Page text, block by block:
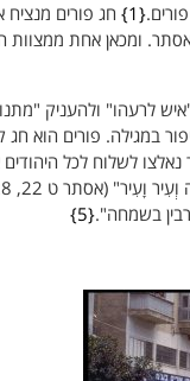
1 חג פורים
ומכאן אחת ממצוות
לרעהו" ולהעניק
במגילה. פורים הוא חג
לשלוח לכל היהודים
(אסתר ט 22, 28).
בשמחה". 5